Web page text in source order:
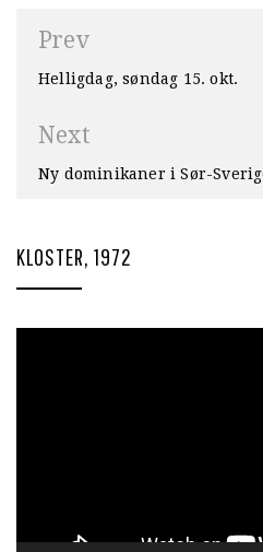
Innleggsnavigasjon
Prev
Helligdag, søndag 15. okt.
Next
Ny dominikaner i Sør-
KLOSTER, 1972